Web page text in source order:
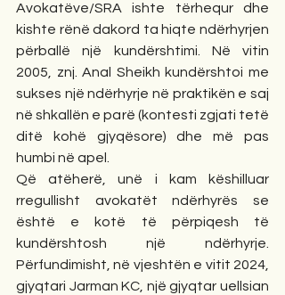
Avokatëve/SRA ishte tërhequr dhe
kishte rënë dakord ta hiqte ndërhyrjen
përballë një kundërshtimi. Në vitin
2005, znj. Anal Sheikh kundërshtoi me
sukses një ndërhyrje në praktikën e saj
në shkallën e parë (kontesti zgjati tetë
ditë kohë gjyqësore) dhe më pas
humbi në apel.
Që atëherë, unë i kam këshilluar
rregullisht avokatët ndërhyrës se
është e kotë të përpiqesh të
kundërshtosh një ndërhyrje.
Përfundimisht, në vjeshtën e vitit 2024,
gjyqtari Jarman KC, një gjyqtar uellsian